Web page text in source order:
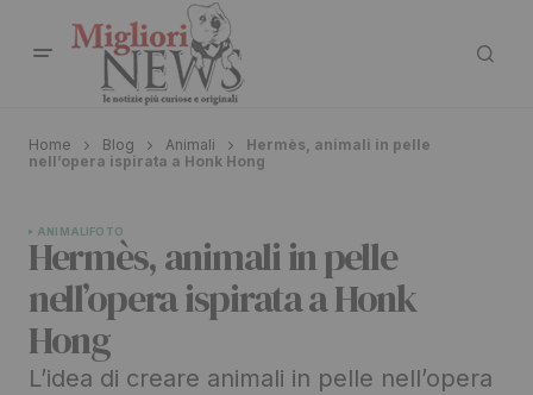
Home Blog Animali
Hermès, animali in pelle
nell’opera ispirata a Honk Hong
ANIMALIFOTO
Hermès, animali in pelle
nell’opera ispirata a Honk
Hong
L’idea di creare animali in pelle nell’opera